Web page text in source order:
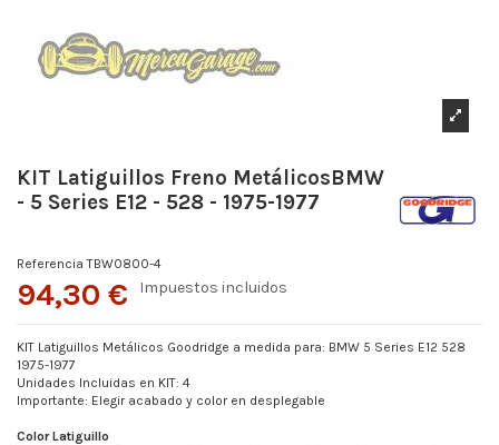
KIT Latiguillos Freno MetálicosBMW
- 5 Series E12 - 528 - 1975-1977
Referencia TBW0800-4
94,30 € Impuestos incluidos
KIT Latiguillos Metálicos Goodridge a medida para: BMW 5 Series E12 528
1975-1977
Unidades Incluidas en KIT: 4
Importante: Elegir acabado y color en desplegable
Color Latiguillo